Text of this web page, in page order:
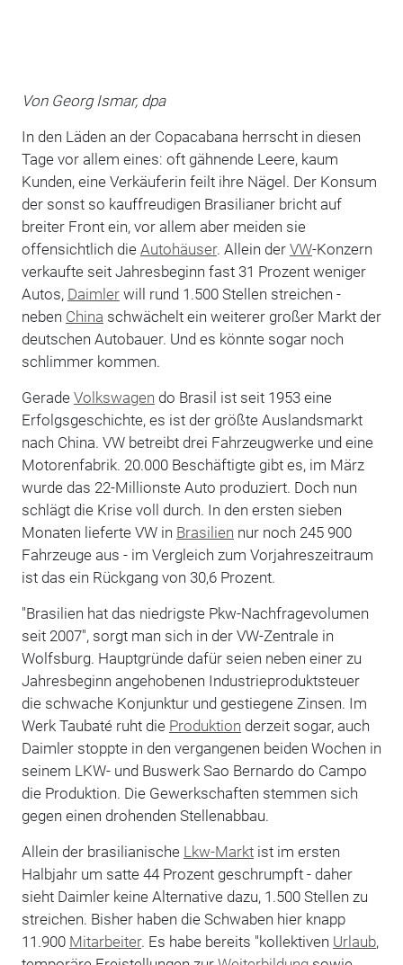
Von Georg Ismar, dpa
In den Läden an der Copacabana herrscht in diesen
Tage vor allem eines: oft gähnende Leere, kaum
Kunden, eine Verkäuferin feilt ihre Nägel. Der Konsum
der sonst so kauffreudigen Brasilianer bricht auf
breiter Front ein, vor allem aber meiden sie
offensichtlich die Autohäuser. Allein der VW-Konzern
verkaufte seit Jahresbeginn fast 31 Prozent weniger
Autos, Daimlerwill rund 1.500 Stellen streichen -
neben China schwächelt ein weiterer großer Markt der
deutschen Autobauer. Und es könnte sogar noch
schlimmer kommen.
Gerade Volkswagen do Brasil ist seit 1953 eine
Erfolgsgeschichte, es ist der größte Auslandsmarkt
nach China. VW betreibt drei Fahrzeugwerke und eine
Motorenfabrik. 20.000 Beschäftigte gibt es, im März
wurde das 22-Millionste Auto produziert. Doch nun
schlägt die Krise voll durch. In den ersten sieben
Monaten lieferte VW in Brasilien nur noch 245 900
Fahrzeuge aus - im Vergleich zum Vorjahreszeitraum
ist das ein Rückgang von 30,6 Prozent.
"Brasilien hat das niedrigste Pkw-Nachfragevolumen
seit 2007", sorgt man sich in der VW-Zentrale in
Wolfsburg. Hauptgründe dafür seien neben einer zu
Jahresbeginn angehobenen Industrieproduktsteuer
die schwache Konjunktur und gestiegene Zinsen. Im
Werk Taubaté ruht die Produktion derzeit sogar, auch
Daimler stoppte in den vergangenen beiden Wochen in
seinem LKW- und Buswerk Sao Bernardo do Campo
die Produktion. Die Gewerkschaften stemmen sich
gegen einen drohenden Stellenabbau.
Allein der brasilianische Lkw-Marktist im ersten
Halbjahr um satte 44 Prozent geschrumpft - daher
sieht Daimler keine Alternative dazu, 1.500 Stellen zu
streichen. Bisher haben die Schwaben hier knapp
11.900 Mitarbeiter. Es habe bereits "kollektiven Urlaub,